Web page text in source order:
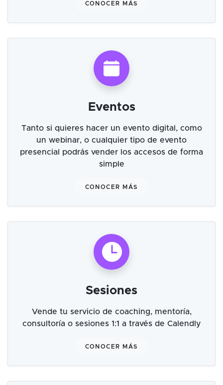
CONOCER MÁS
Eventos
Tanto si quieres hacer un evento digital, como
un webinar, o cualquier tipo de evento
presencial podrás vender los accesos de forma
simple
CONOCER MÁS
Sesiones
Vende tu servicio de coaching, mentoría,
consultoría o sesiones 1:1 a través de Calendly
CONOCER MÁS